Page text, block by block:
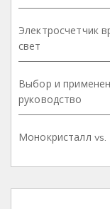
Электросчетчик
свет
Выбор и
руководство
Монокристалл